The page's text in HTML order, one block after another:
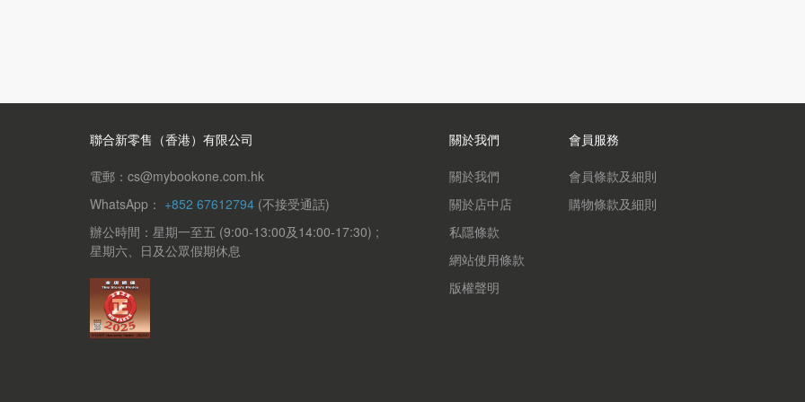
聯合新零售（香港）有限公司
電郵：cs@mybookone.com.hk
WhatsApp： +852 67612794 (不接受通話)
辦公時間：星期一至五 (9:00-13:00及14:00-17:30) ;
星期六、日及公眾假期休息
關於我們
關於我們
關於店中店
私隱條款
網站使用條款
版權聲明
會員服務
會員條款及細則
購物條款及細則